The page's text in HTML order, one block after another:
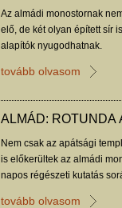
Az almádi monostornak
elő, de két olyan épített sír
alapítók nyugodhatnak.
tovább olvasom
ALMÁD: ROTUNDA
Nem csak az apátsági
is előkerültek az almádi
napos régészeti kutatás
tovább olvasom